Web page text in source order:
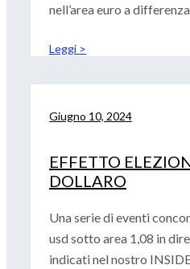
nell’area euro a
Leggi >
Giugno 10, 2024
EFFETTO
DOLLARO
Una serie di eventi
usd sotto area 1,08 in
indicati nel nostro